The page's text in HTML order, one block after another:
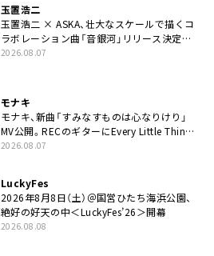
玉置浩二
玉置浩二 × ASKA、壮大なスケールで描くコ
ラボレーション曲「音銀河」リリース決定。
カップリングには新曲「命の宿り」収録も
2026.08.07
モナキ
モナキ、新曲「すみなすものは心なりけり」
MV公開。RECのギターにEvery Little Thing・
伊藤一朗参加も
2026.08.07
LuckyFes
2026年8月8日（土）＠国営ひたち海浜公園、
絶好の好天の中＜LuckyFes’26＞開幕
2026.08.08